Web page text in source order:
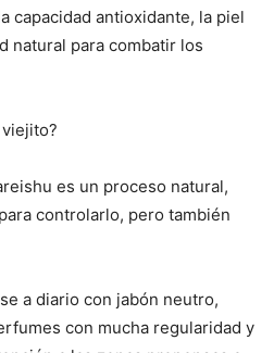
capacidad antioxidante, la piel
natural para combatir los
es un proceso natural,
controlarlo, pero también
a diario con jabón neutro,
con mucha regularidad y